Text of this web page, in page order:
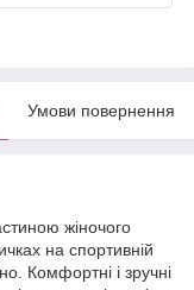
Умови повернення
жіночого
на спортивній
Комфортні і зручні